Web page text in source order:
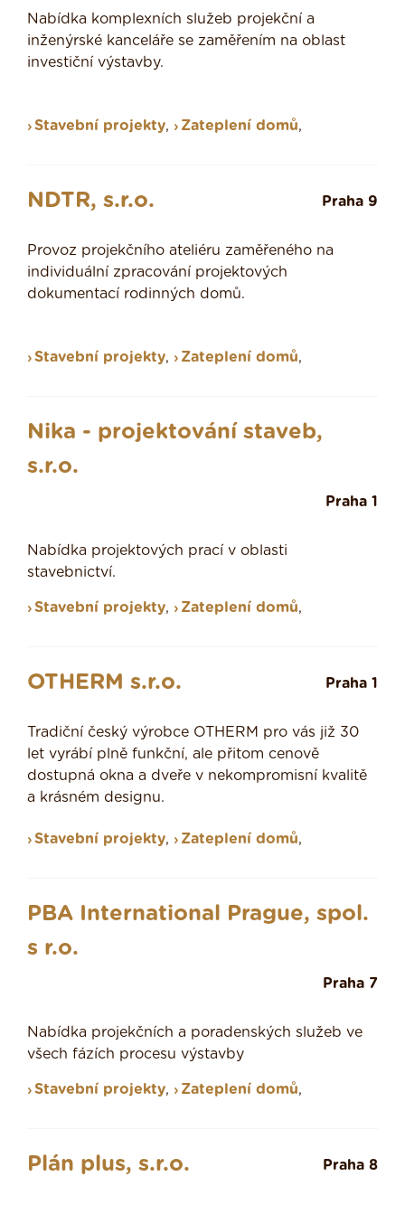
Nabídka komplexních služeb projekční a
inženýrské kanceláře se zaměřením na oblast
investiční výstavby.
Stavební projekty, Zateplení domů,
NDTR, s.r.o. Praha 9
Provoz projekčního ateliéru zaměřeného na
individuální zpracování projektových
dokumentací rodinných domů.
Stavební projekty, Zateplení domů,
Nika - projektování staveb,
s.r.o.
Praha 1
Nabídka projektových prací v oblasti
stavebnictví.
Stavební projekty, Zateplení domů,
OTHERM s.r.o. Praha 1
Tradiční český výrobce OTHERM pro vás již 30
let vyrábí plně funkční, ale přitom cenově
dostupná okna a dveře v nekompromisní kvalitě
a krásném designu.
Stavební projekty, Zateplení domů,
PBA International Prague, spol.
s r.o.
Praha 7
Nabídka projekčních a poradenských služeb ve
všech fázích procesu výstavby
Stavební projekty, Zateplení domů,
Plán plus, s.r.o. Praha 8